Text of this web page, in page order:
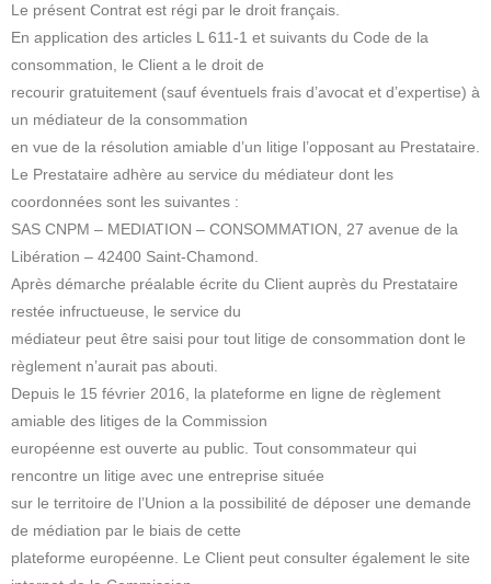
Le présent Contrat est régi par le droit français.
En application des articles L 611-1 et suivants du Code de la
consommation, le Client a le droit de
recourir gratuitement (sauf éventuels frais d’avocat et d’expertise) à
un médiateur de la consommation
en vue de la résolution amiable d’un litige l’opposant au Prestataire.
Le Prestataire adhère au service du médiateur dont les
coordonnées sont les suivantes :
SAS CNPM – MEDIATION – CONSOMMATION, 27 avenue de la
Libération – 42400 Saint-Chamond.
Après démarche préalable écrite du Client auprès du Prestataire
restée infructueuse, le service du
médiateur peut être saisi pour tout litige de consommation dont le
règlement n’aurait pas abouti.
Depuis le 15 février 2016, la plateforme en ligne de règlement
amiable des litiges de la Commission
européenne est ouverte au public. Tout consommateur qui
rencontre un litige avec une entreprise située
sur le territoire de l’Union a la possibilité de déposer une demande
de médiation par le biais de cette
plateforme européenne. Le Client peut consulter également le site